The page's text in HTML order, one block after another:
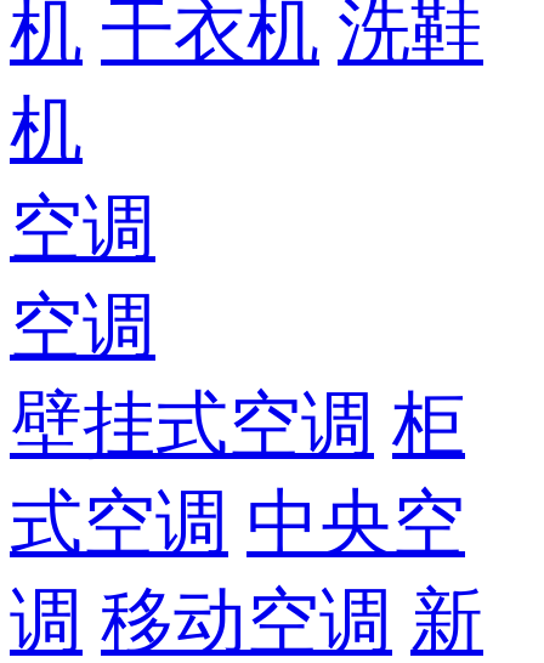
机 干衣机 洗鞋
机
空调
空调
壁挂式空调 柜
式空调 中央空
调 移动空调 新